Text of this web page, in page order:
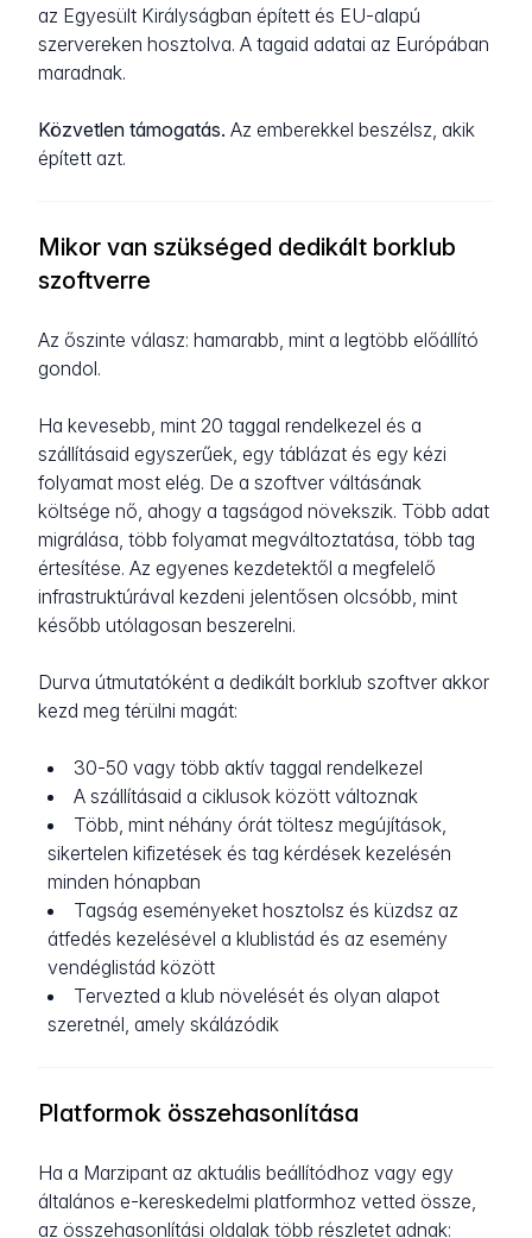
az Egyesült Királyságban épített és EU-alapú
szervereken hosztolva. A tagaid adatai az Európában
maradnak.
Közvetlen támogatás. Az emberekkel beszélsz, akik
épített azt.
Mikor van szükséged dedikált borklub
szoftverre
Az őszinte válasz: hamarabb, mint a legtöbb előállító
gondol.
Ha kevesebb, mint 20 taggal rendelkezel és a
szállításaid egyszerűek, egy táblázat és egy kézi
folyamat most elég. De a szoftver váltásának
költsége nő, ahogy a tagságod növekszik. Több adat
migrálása, több folyamat megváltoztatása, több tag
értesítése. Az egyenes kezdetektől a megfelelő
infrastruktúrával kezdeni jelentősen olcsóbb, mint
később utólagosan beszerelni.
Durva útmutatóként a dedikált borklub szoftver akkor
kezd meg térülni magát:
30-50 vagy több aktív taggal rendelkezel
A szállításaid a ciklusok között változnak
Több, mint néhány órát töltesz megújítások,
sikertelen kifizetések és tag kérdések kezelésén
minden hónapban
Tagság eseményeket hosztolsz és küzdsz az
átfedés kezelésével a klublistád és az esemény
vendéglistád között
Tervezted a klub növelését és olyan alapot
szeretnél, amely skálázódik
Platformok összehasonlítása
Ha a Marzipant az aktuális beállítódhoz vagy egy
általános e-kereskedelmi platformhoz vetted össze,
az összehasonlítási oldalak több részletet adnak: